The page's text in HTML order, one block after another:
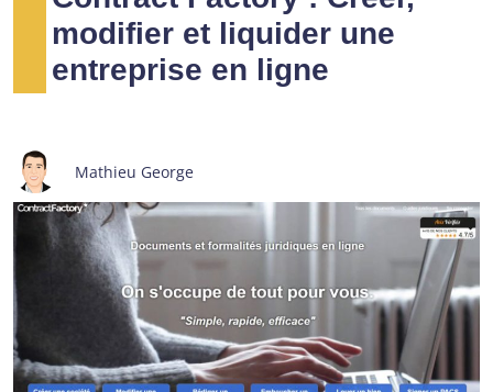
modifier et liquider une
entreprise en ligne
Mathieu George